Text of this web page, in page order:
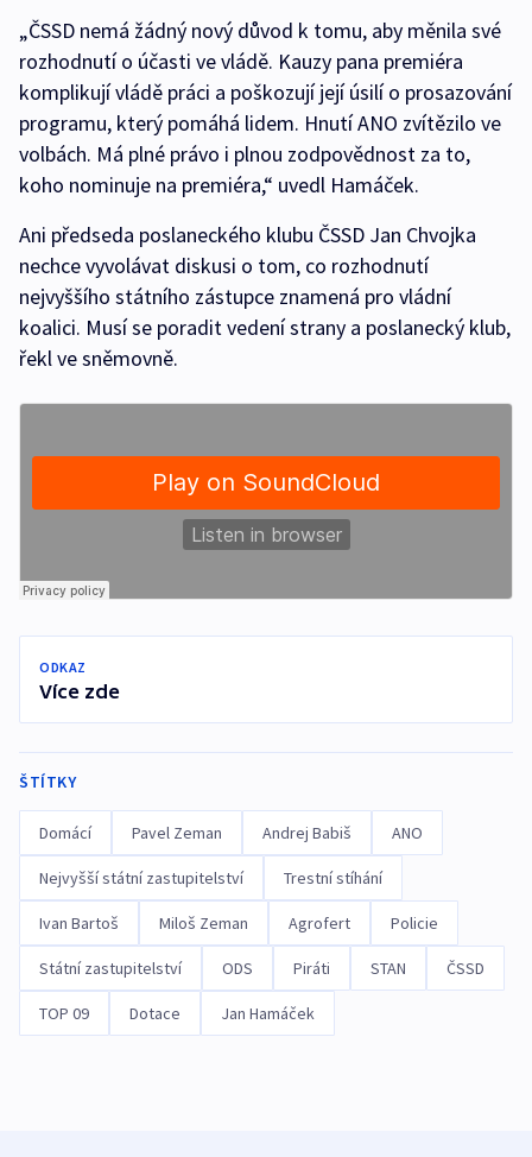
„ČSSD nemá žádný nový důvod k tomu, aby měnila své
rozhodnutí o účasti ve vládě. Kauzy pana premiéra
komplikují vládě práci a poškozují její úsilí o prosazování
programu, který pomáhá lidem. Hnutí ANO zvítězilo ve
volbách. Má plné právo i plnou zodpovědnost za to,
koho nominuje na premiéra,“ uvedl Hamáček.
Ani předseda poslaneckého klubu ČSSD Jan Chvojka
nechce vyvolávat diskusi o tom, co rozhodnutí
nejvyššího státního zástupce znamená pro vládní
koalici. Musí se poradit vedení strany a poslanecký klub,
řekl ve sněmovně.
ODKAZ
Více zde
ŠTÍTKY
Domácí Pavel Zeman Andrej Babiš ANO
Nejvyšší státní zastupitelství Trestní stíhání
Ivan Bartoš Miloš Zeman Agrofert Policie
Státní zastupitelství ODS Piráti STAN ČSSD
TOP 09 Dotace Jan Hamáček